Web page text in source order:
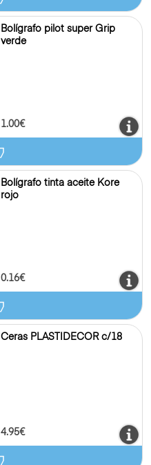
Bolígrafo pilot super Grip
verde
1.00€
Bolígrafo tinta aceite Kore
rojo
0.16€
Ceras PLASTIDECOR c/18
4.95€